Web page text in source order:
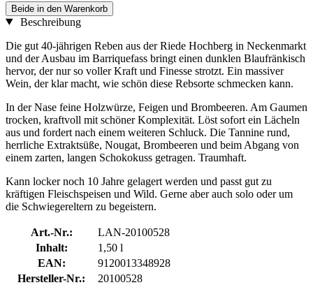
Beide in den Warenkorb
Beschreibung
Die gut 40-jährigen Reben aus der Riede Hochberg in Neckenmarkt
und der Ausbau im Barriquefass bringt einen dunklen Blaufränkisch
hervor, der nur so voller Kraft und Finesse strotzt. Ein massiver
Wein, der klar macht, wie schön diese Rebsorte schmecken kann.
In der Nase feine Holzwürze, Feigen und Brombeeren. Am Gaumen
trocken, kraftvoll mit schöner Komplexität. Löst sofort ein Lächeln
aus und fordert nach einem weiteren Schluck. Die Tannine rund,
herrliche Extraktsüße, Nougat, Brombeeren und beim Abgang von
einem zarten, langen Schokokuss getragen. Traumhaft.
Kann locker noch 10 Jahre gelagert werden und passt gut zu
kräftigen Fleischspeisen und Wild. Gerne aber auch solo oder um
die Schwiegereltern zu begeistern.
Art.-Nr.:
LAN-20100528
Inhalt:
1,50 l
EAN:
9120013348928
Hersteller-Nr.:
20100528